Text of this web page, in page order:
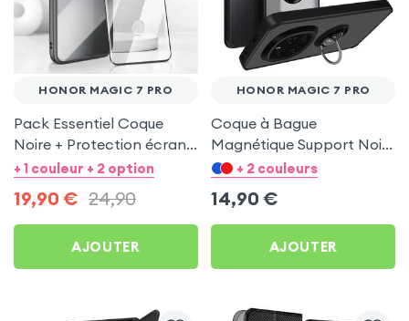
HONOR MAGIC 7 PRO
Pack Essentiel Coque
Noire + Protection écran
pour Honor Magic 7 Pro
+ 1 couleur + 2 option
19,90 € 24,90
AJOUTER
HONOR MAGIC 7 PRO
Coque à Bague
Magnétique Support Noir
pour Honor Magic 7 Pro
+ 2 couleurs
14,90 €
AJOUTER